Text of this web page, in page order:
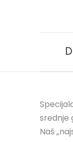
srednje
Naš